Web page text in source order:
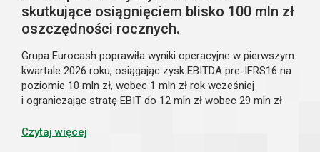
skutkujące osiągnięciem blisko 100 mln zł
oszczędności rocznych.
Grupa Eurocash poprawiła wyniki operacyjne w pierwszym
kwartale 2026 roku, osiągając zysk EBITDA pre-IFRS16 na
poziomie 10 mln zł, wobec 1 mln zł rok wcześniej
i ograniczając stratę EBIT do 12 mln zł wobec 29 mln zł
przychody były w dużej mierze efektem konsekwentnie
Czytaj więcej